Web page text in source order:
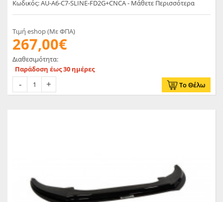
Κωδικός: AU-A6-C7-SLINE-FD2G+CNCA - Μάθετε Περισσότερα
Τιμή eshop (Με ΦΠΑ)
267,00€
Διαθεσιμότητα:
Παράδοση έως 30 ημέρες
Το Θέλω